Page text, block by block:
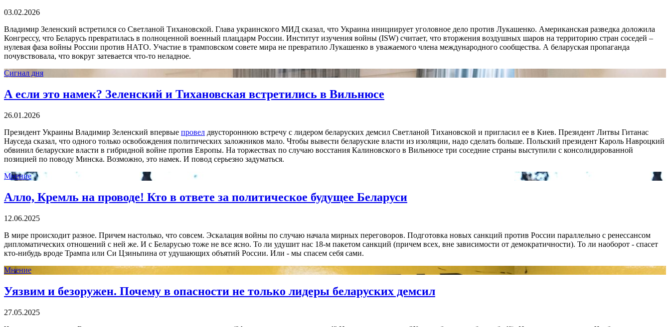
03.02.2026
Владимир Зеленский встретился со Светланой Тихановской. Глава украинского МИД сказал, что Украина инициирует уголовное дело против Лукашенко. Американская разведка доложила
Конгрессу, что Беларусь превратилась в полноценной военный плацдарм России. Институт изучения войны (ISW) считает, что вторжения воздушных шаров на территорию стран соседей –
нулевая фаза войны России против НАТО. Участие в трамповском совете мира не превратило Лукашенко в уважаемого члена международного сообщества. А беларуская пропаганда
почувствовала, что вокруг затевается что-то неладное.
Сигнал дня
А если это намек? Зеленский и Тихановская встретились в Вильнюсе
26.01.2026
Президент Украины Владимир Зеленский впервые провел двустороннюю встречу с лидером беларуских демсил Светланой Тихановской и пригласил ее в Киев. Президент Литвы Гитанас
Науседа сказал, что одного только освобождения политических заложников мало. Чтобы вывести беларуские власти из изоляции, надо сделать больше. Польский президент Кароль Навроцкий
обвинил беларуские власти в гибридной войне против Европы. На торжествах по случаю восстания Калиновского в Вильнюсе три соседние страны выступили с консолидированной
позицией по поводу Минска. Возможно, это намек. И повод серьезно задуматься.
Мнение
Алло, Кремль на проводе! Кто в ответе за политическое будущее Беларуси
12.06.2025
В мире происходит разное. Причем настолько, что совсем. Эскалация войны по случаю начала мирных переговоров. Подготовка новых санкций против России параллельно с ренессансом
дипломатических отношений с ней же. И с Беларусью тоже не все ясно. То ли удушит нас 18-м пакетом санкций (причем всех, вне зависимости от демократичности). То ли наоборот - спасет
кто-нибудь вроде Трампа или Си Цзиньпина от удушающих объятий России. Или - мы спасем себя сами.
Мнение
Уязвим и безоружен. Почему в опасности не только лидеры беларуских демсил
27.05.2025